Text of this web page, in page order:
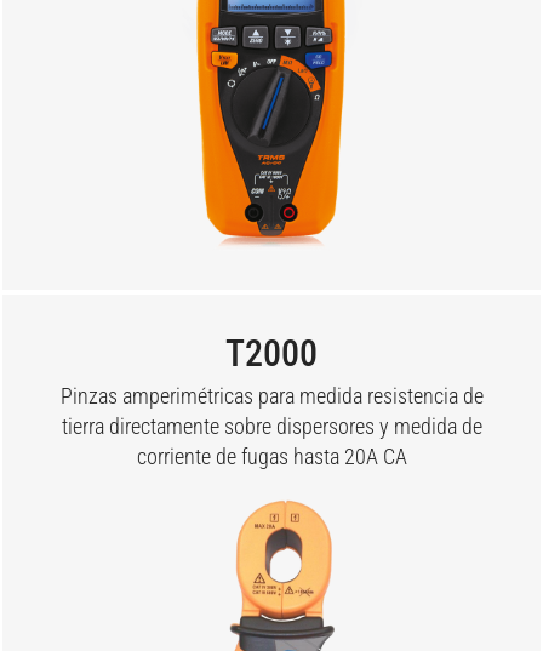
T2000
Pinzas amperimétricas para medida resistencia de
tierra directamente sobre dispersores y medida de
corriente de fugas hasta 20A CA